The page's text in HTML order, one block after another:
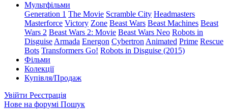
Мультфільми
Generation 1 The Movie Scramble City Headmasters
Masterforce Victory Zone Beast Wars Beast Machines Beast
Wars 2 Beast Wars 2: Movie Beast Wars Neo Robots in
Disguise Armada Energon Cybertron Animated Prime Rescue
Bots Transformers Go! Robots in Disguise (2015)
Фільми
Колекції
Купівля/Продаж
Увійти Реєстрація
Нове на форумі Пошук